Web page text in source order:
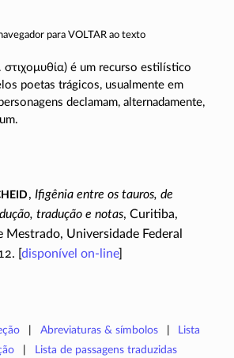
para VOLTAR ao texto
στιχομυθία) é um recurso estilístico
poetas trágicos, usualmente em
declamam, alternadamente,
, Ifigênia entre os tauros, de
tradução e notas, Curitiba,
Mestrado, Universidade Federal
[ disponível on-line]
Abreviaturas & símbolos
Lista
Lista de passagens traduzidas